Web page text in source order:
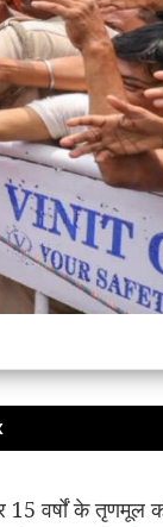
15 वर्षों के तृणमूल